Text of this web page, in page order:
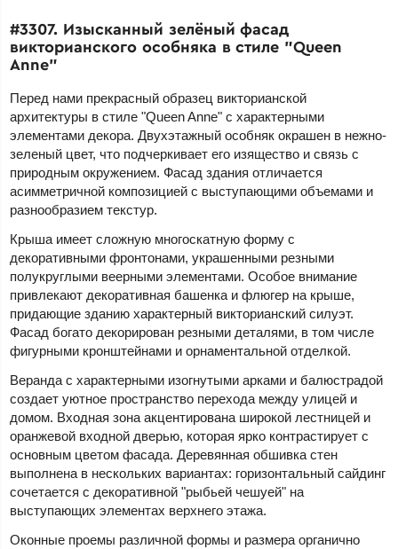
#3307. Изысканный зелёный фасад
викторианского особняка в стиле "Queen
Anne"
Перед нами прекрасный образец викторианской
архитектуры в стиле "Queen Anne" с характерными
элементами декора. Двухэтажный особняк окрашен в нежно-
зеленый цвет, что подчеркивает его изящество и связь с
природным окружением. Фасад здания отличается
асимметричной композицией с выступающими объемами и
разнообразием текстур.
Крыша имеет сложную многоскатную форму с
декоративными фронтонами, украшенными резными
полукруглыми веерными элементами. Особое внимание
привлекают декоративная башенка и флюгер на крыше,
придающие зданию характерный викторианский силуэт.
Фасад богато декорирован резными деталями, в том числе
фигурными кронштейнами и орнаментальной отделкой.
Веранда с характерными изогнутыми арками и балюстрадой
создает уютное пространство перехода между улицей и
домом. Входная зона акцентирована широкой лестницей и
оранжевой входной дверью, которая ярко контрастирует с
основным цветом фасада. Деревянная обшивка стен
выполнена в нескольких вариантах: горизонтальный сайдинг
сочетается с декоративной "рыбьей чешуей" на
выступающих элементах верхнего этажа.
Оконные проемы различной формы и размера органично